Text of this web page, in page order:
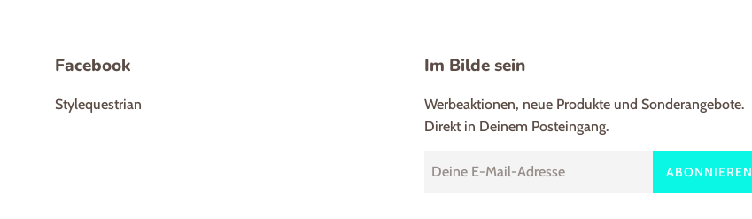
Facebook
Stylequestrian
Im Bilde sein
Werbeaktionen, neue Produkte und Sonderangebote.
Direkt in Deinem Posteingang.
ABONNIEREN